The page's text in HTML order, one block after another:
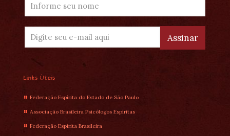
Links Úteis
Federação Espírita do Estado de São Paulo
Associação Brasileira Psicólogos Espíritas
Federação Espírita Brasileira